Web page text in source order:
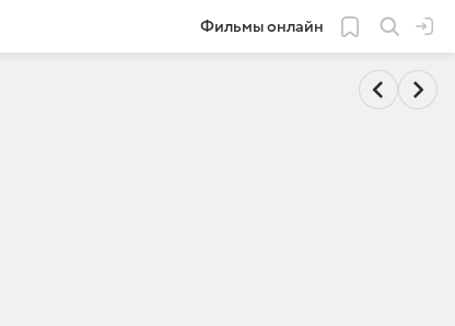
Фильмы онлайн